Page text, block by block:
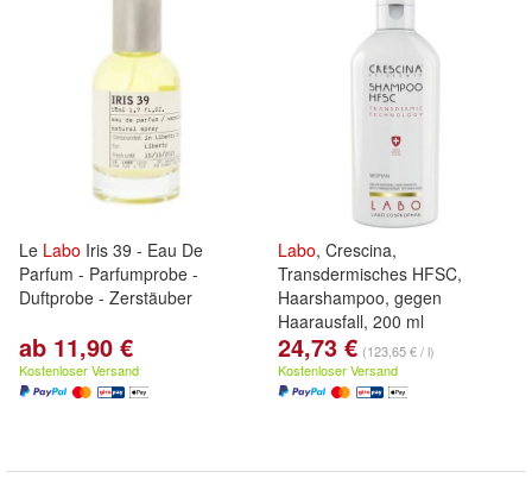
Le Labo Iris 39 - Eau De
Parfum - Parfumprobe -
Duftprobe - Zerstäuber
ab 11,90 €
Kostenloser Versand
Labo, Crescina,
Transdermisches HFSC,
Haarshampoo, gegen
Haarausfall, 200 ml
24,73 € (123,65 € / l)
Kostenloser Versand